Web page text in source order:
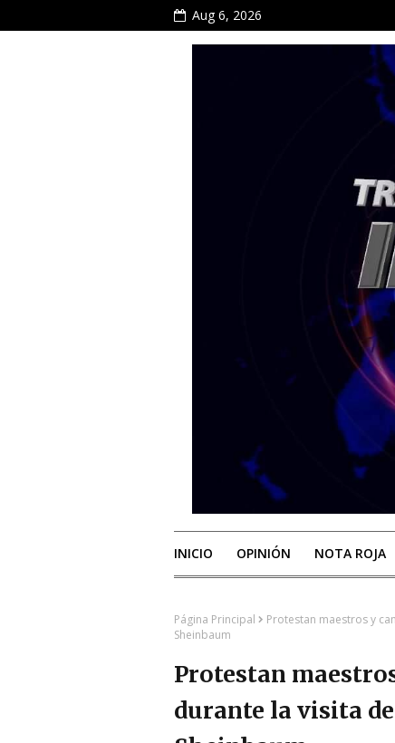
Aug 6, 2026
INICIO OPINIÓN NOTA ROJA
Página Principal
Protestan maestros y
Sheinbaum
Protestan
durante la visita